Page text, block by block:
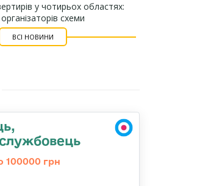
у чотирьох областях:
схеми
ВСІ НОВИНИ
100000 грн